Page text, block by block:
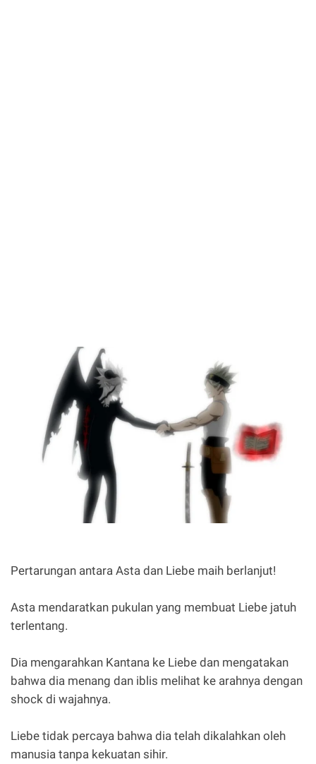
Pertarungan antara Asta dan Liebe maih berlanjut!
Asta mendaratkan pukulan yang membuat Liebe jatuh
terlentang.
Dia mengarahkan Kantana ke Liebe dan mengatakan
bahwa dia menang dan iblis melihat ke arahnya dengan
shock di wajahnya.
Liebe tidak percaya bahwa dia telah dikalahkan oleh
manusia tanpa kekuatan sihir.